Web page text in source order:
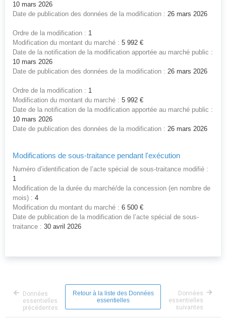
10 mars 2026
Date de publication des données de la modification : 26 mars 2026
Ordre de la modification : 1
Modification du montant du marché : 5 992 €
Date de la notification de la modification apportée au marché public :
10 mars 2026
Date de publication des données de la modification : 26 mars 2026
Ordre de la modification : 1
Modification du montant du marché : 5 992 €
Date de la notification de la modification apportée au marché public :
10 mars 2026
Date de publication des données de la modification : 26 mars 2026
Modifications de sous-traitance pendant l'exécution
Numéro d’identification de l’acte spécial de sous-traitance modifié :
1
Modification de la durée du marché/de la concession (en nombre de
mois) : 4
Modification du montant du marché : 6 500 €
Date de publication de la modification de l’acte spécial de sous-
traitance : 30 avril 2026
Données
essentielles
précédentes
Retour à la liste des Données
essentielles
Données
essentielles
suivantes